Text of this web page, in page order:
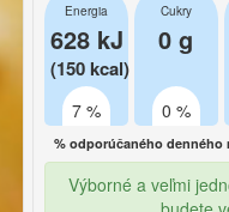
Energia
628 kJ
(150 kcal)
7 %
Cukry
0 g
0 %
% odporúčaného denného
Výborné a veľmi